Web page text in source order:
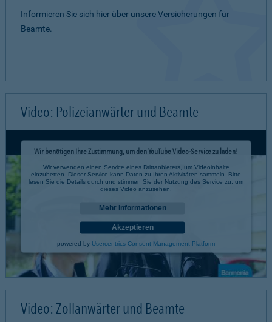
Informieren Sie sich hier über unsere Versicherungen für
Beamte.
Video: Polizeianwärter und Beamte
Wir benötigen Ihre Zustimmung, um den YouTube Video-Service zu laden!
Wir verwenden einen Service eines Drittanbieters, um Videoinhalte
einzubetten. Dieser Service kann Daten zu Ihren Aktivitäten sammeln. Bitte
lesen Sie die Details durch und stimmen Sie der Nutzung des Service zu, um
dieses Video anzusehen.
Mehr Informationen
Akzeptieren
powered by Usercentrics Consent Management Platform
Video: Zollanwärter und Beamte